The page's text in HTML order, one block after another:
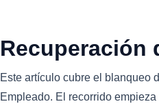
Recuperación
Este artículo cubre el blanqueo
Empleado. El recorrido empieza